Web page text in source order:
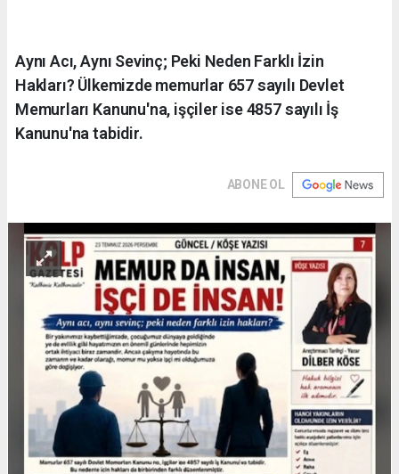
Aynı Acı, Aynı Sevinç; Peki Neden Farklı İzin
Hakları? Ülkemizde memurlar 657 sayılı Devlet
Memurları Kanunu'na, işçiler ise 4857 sayılı İş
Kanunu'na tabidir.
ABONE OL